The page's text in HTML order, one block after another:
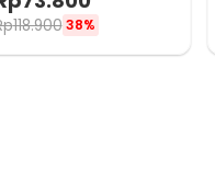
118.900 38%